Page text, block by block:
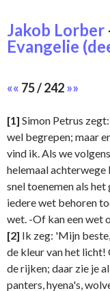
Jakob Lorber
Evangelie
«« 75 / 242»»
[1] Simon Petrus
wel begrepen; maar
vind ik. Als we
helemaal achterwege
snel toenemen als het
iedere wet behoren
wet. -Of kan een wet
[2] Ik zeg: 'Mijn
de kleur van het licht!
de rijken; daar zie je
panters, hyena's,